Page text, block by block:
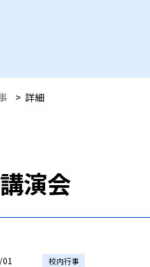
> 詳細
演会
校内行事